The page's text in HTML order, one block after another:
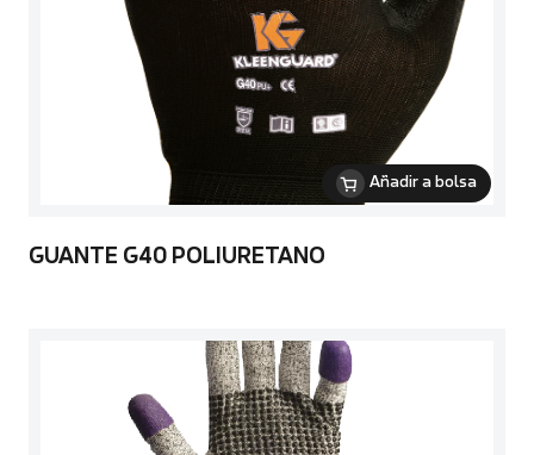
Añadir a bolsa
GUANTE G40 POLIURETANO